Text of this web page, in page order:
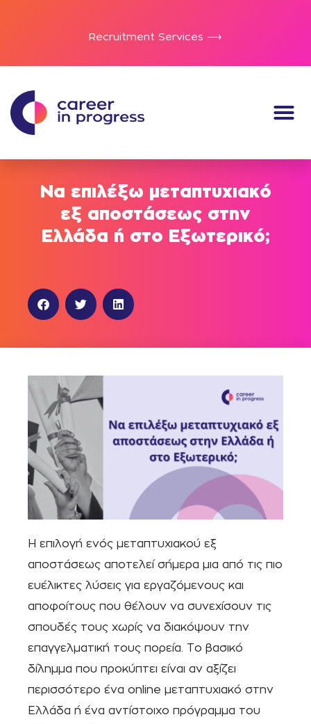
Recruitment Services ⟶
Να επιλέξω μεταπτυχιακό
εξ αποστάσεως στην
Ελλάδα ή στο Εξωτερικό;
Η επιλογή ενός μεταπτυχιακού εξ
αποστάσεως αποτελεί σήμερα μια από τις πιο
ευέλικτες λύσεις για εργαζόμενους και
αποφοίτους που θέλουν να συνεχίσουν τις
σπουδές τους χωρίς να διακόψουν την
επαγγελματική τους πορεία. Το βασικό
δίλημμα που προκύπτει είναι αν αξίζει
περισσότερο ένα online μεταπτυχιακό στην
Ελλάδα ή ένα αντίστοιχο πρόγραμμα του